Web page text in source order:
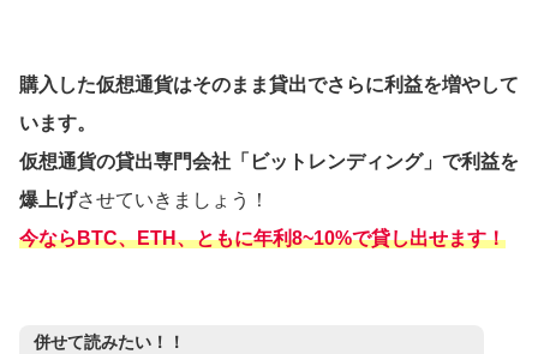
購入した仮想通貨はそのまま貸出でさらに利益を増やして
います。
仮想通貨の貸出専門会社「ビットレンディング」で利益を
爆上げさせていきましょう！
今ならBTC、ETH、ともに年利8~10%で貸し出せます！
併せて読みたい！！